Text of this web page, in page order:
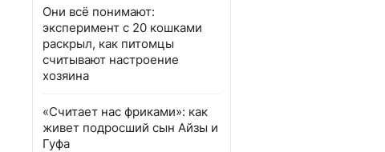
Они всё понимают:
эксперимент с 20 кошками
раскрыл, как питомцы
считывают настроение
хозяина
«Считает нас фриками»: как
живет подросший сын Айзы и
Гуфа